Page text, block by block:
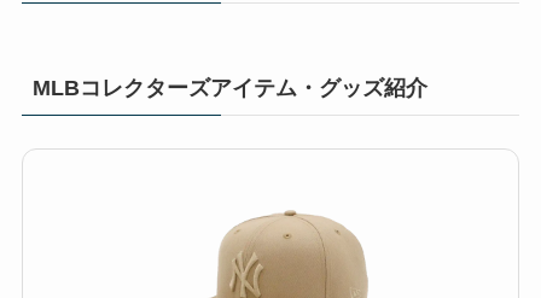
MLBコレクターズアイテム・グッズ紹介